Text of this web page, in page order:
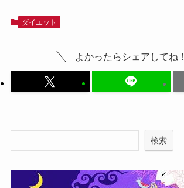
ダイエット
よかったらシェアしてね！
検索